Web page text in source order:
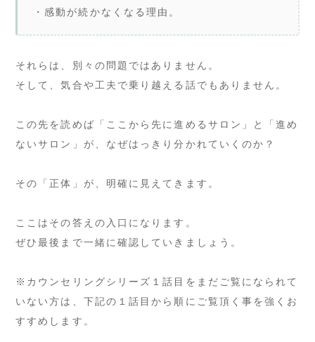
・感動が続かなくなる理由。
それらは、別々の問題ではありません。
そして、気合や工夫で乗り越える話でもありません。
この先を読めば「ここから先に進めるサロン」と「進め
ないサロン」が、なぜはっきり分かれていくのか？
その「正体」が、明確に見えてきます。
ここはその答えの入口になります。
ぜひ最後まで一緒に確認していきましょう。
※カウンセリングシリーズ１話目をまだご覧になられて
いない方は、下記の１話目から順にご覧頂く事を強くお
すすめします。